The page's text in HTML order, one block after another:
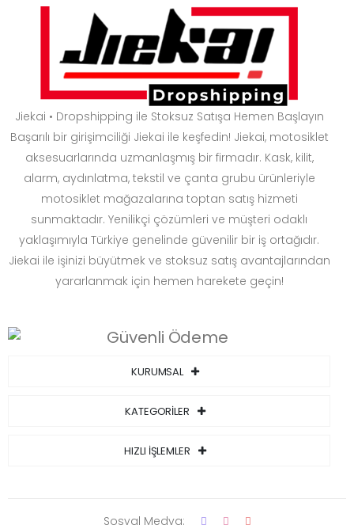
Jiekai • Dropshipping ile Stoksuz Satışa Hemen Başlayın
Başarılı bir girişimciliği Jiekai ile keşfedin! Jiekai, motosiklet
aksesuarlarında uzmanlaşmış bir firmadır. Kask, kilit,
alarm, aydınlatma, tekstil ve çanta grubu ürünleriyle
motosiklet mağazalarına toptan satış hizmeti
sunmaktadır. Yenilikçi çözümleri ve müşteri odaklı
yaklaşımıyla Türkiye genelinde güvenilir bir iş ortağıdır.
Jiekai ile işinizi büyütmek ve stoksuz satış avantajlarından
yararlanmak için hemen harekete geçin!
KURUMSAL
KATEGORİLER
HIZLI İŞLEMLER
Sosyal Medya: